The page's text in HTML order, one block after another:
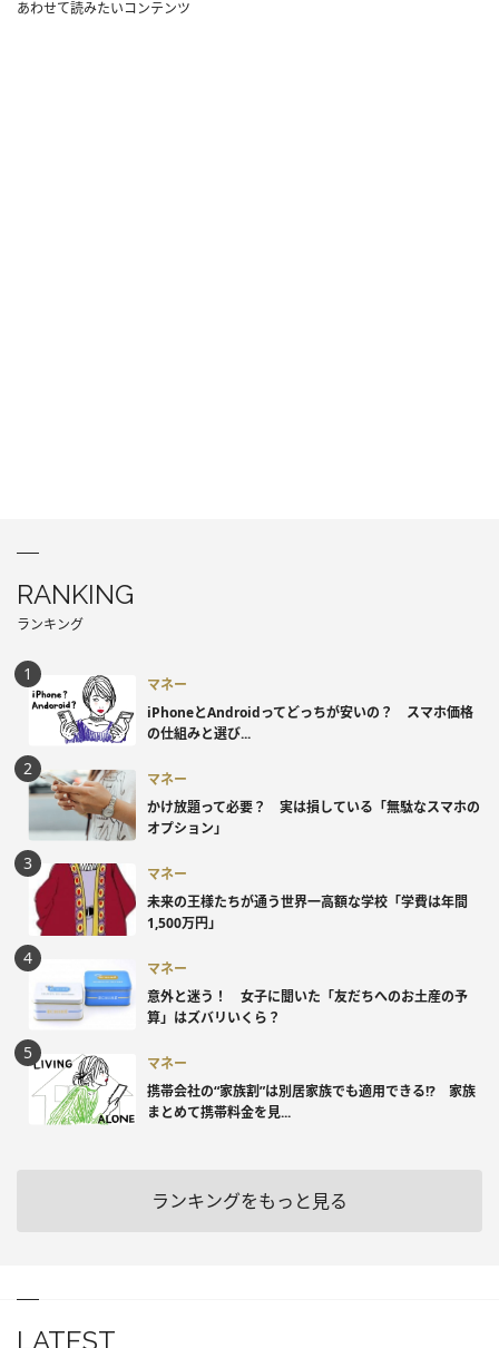
あわせて読みたいコンテンツ
RANKING
ランキング
マネー
iPhoneとAndroidってどっちが安いの？ スマホ価格
の仕組みと選び...
マネー
かけ放題って必要？ 実は損している「無駄なスマホの
オプション」
マネー
未来の王様たちが通う世界一高額な学校「学費は年間
1,500万円」
マネー
意外と迷う！ 女子に聞いた「友だちへのお土産の予
算」はズバリいくら？
マネー
携帯会社の“家族割”は別居家族でも適用できる!? 家族
まとめて携帯料金を見...
ランキングをもっと見る
LATEST